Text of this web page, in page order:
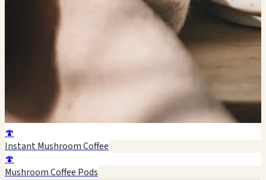
🍄
Instant Mushroom Coffee
🍄
Mushroom Coffee Pods